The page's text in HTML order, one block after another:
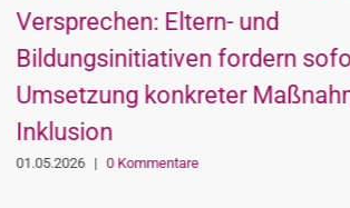
Versprechen: Eltern- und
Bildungsinitiativen fordern
Umsetzung konkreter
Inklusion
01.05.2026 | 0 Kommentare